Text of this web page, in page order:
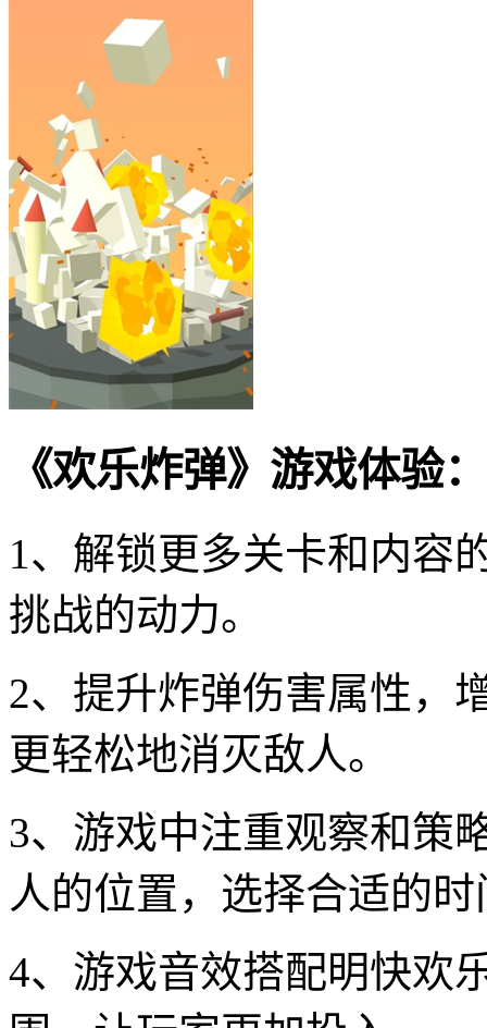
《欢乐炸弹》游戏体验：
1、解锁更多关卡和内容
挑战的动力。
2、提升炸弹伤害属性，
更轻松地消灭敌人。
3、游戏中注重观察和策
人的位置，选择合适的
4、游戏音效搭配明快欢